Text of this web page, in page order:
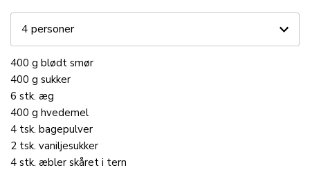
400 g blødt smør
400 g sukker
6 stk. æg
400 g hvedemel
4 tsk. bagepulver
2 tsk. vaniljesukker
4 stk. æbler skåret i tern